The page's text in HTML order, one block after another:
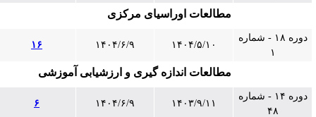
مطالعات اوراسیای مرکزی
دوره ۱۸ - شماره
۱۴۰۴/۵/۱۰ ۱۴۰۴/۶/۹ ۱۶
مطالعات اندازه گیری و ارزشیابی آموزشی
دوره ۱۴ - شماره
۴۸
۱۴۰۳/۹/۱۱ ۱۴۰۴/۶/۹